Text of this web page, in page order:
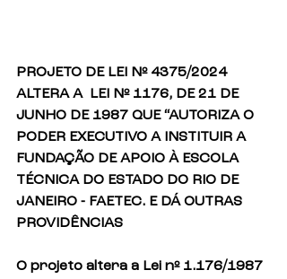
PROJETO DE LEI Nº 4375/2024
ALTERA A  LEI Nº 1176, DE 21 DE
JUNHO DE 1987 QUE “AUTORIZA O
PODER EXECUTIVO A INSTITUIR A
FUNDAÇÃO DE APOIO À ESCOLA
TÉCNICA DO ESTADO DO RIO DE
JANEIRO - FAETEC. E DÁ OUTRAS
PROVIDÊNCIAS
O projeto altera a Lei nº 1.176/1987